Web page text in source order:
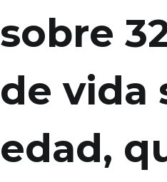
sobre
de vida
edad,